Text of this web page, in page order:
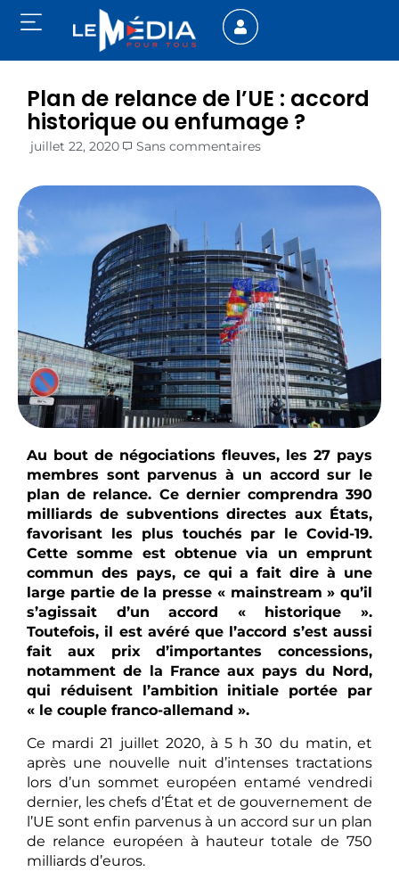
Plan de relance de l’UE : accord
historique ou enfumage ?
juillet 22, 2020 Sans commentaires
Au bout de négociations fleuves, les 27 pays
membres sont parvenus à un accord sur le
plan de relance. Ce dernier comprendra 390
milliards de subventions directes aux États,
favorisant les plus touchés par le Covid-19.
Cette somme est obtenue via un emprunt
commun des pays, ce qui a fait dire à une
large partie de la presse « mainstream » qu’il
s’agissait d’un accord « historique ».
Toutefois, il est avéré que l’accord s’est aussi
fait aux prix d’importantes concessions,
notamment de la France aux pays du Nord,
qui réduisent l’ambition initiale portée par
« le couple franco-allemand ».
Ce mardi 21 juillet 2020, à 5 h 30 du matin, et
après une nouvelle nuit d’intenses tractations
lors d’un sommet européen entamé vendredi
dernier, les chefs d’État et de gouvernement de
l’UE sont enfin parvenus à un accord sur un plan
de relance européen à hauteur totale de 750
milliards d’euros.